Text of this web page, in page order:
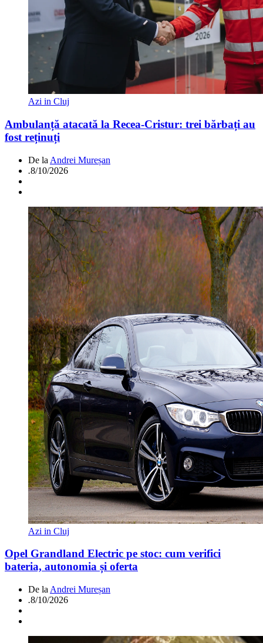
Azi in Cluj
Ambulanță atacată la Recea-Cristur: trei bărbați au
fost reținuți
De la Andrei Mureșan
.8/10/2026
Azi in Cluj
Opel Grandland Electric pe stoc: cum verifici
bateria, autonomia și oferta
De la Andrei Mureșan
.8/10/2026